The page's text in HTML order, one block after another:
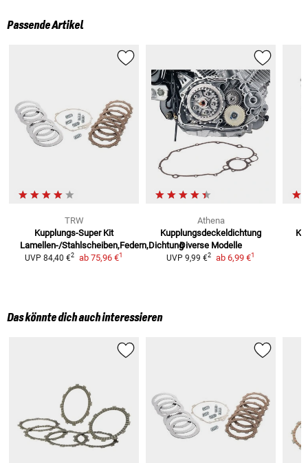
Passende Artikel
TRW
Kupplungs-Super Kit
Lamellen-/Stahlscheiben,Federn,Dichtung
UVP 84,40 €2 ab 75,96 €1
Athena
Kupplungsdeckeldichtung
Diverse Modelle
UVP 9,99 €2 ab 6,99 €1
Das könnte dich auch interessieren